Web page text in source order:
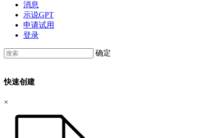
消息
示说GPT
申请试用
登录
确定
快速创建
×